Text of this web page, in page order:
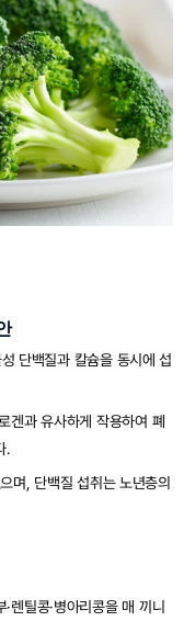
단백질과 칼슘을 동시에 섭
겐과 유사하게 작용하여 폐
.
며, 단백질 섭취는 노년층의
렌틸콩·병아리콩을 매 끼니